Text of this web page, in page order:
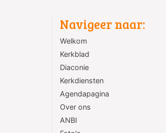
Navigeer naar:
Welkom
Kerkblad
Diaconie
Kerkdiensten
Agendapagina
Over ons
ANBI